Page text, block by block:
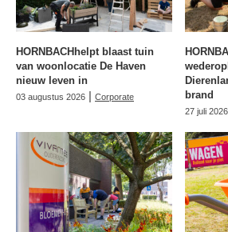
HORNBACHhelpt blaast tuin
van woonlocatie De Haven
nieuw leven in
03 augustus 2026 | Corporate
brand
27 juli 2026